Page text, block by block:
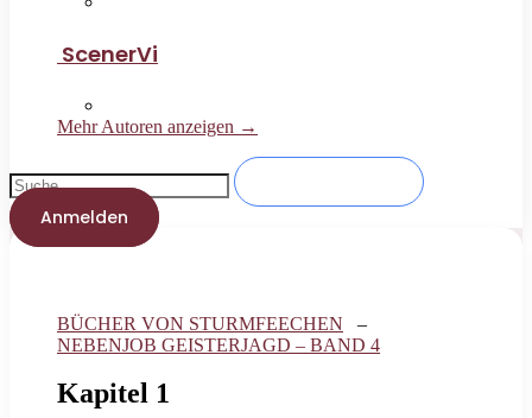
ScenerVi
Mehr Autoren anzeigen →
Anmelden
BÜCHER VON STURMFEECHEN –
NEBENJOB GEISTERJAGD – BAND 4
Kapitel 1